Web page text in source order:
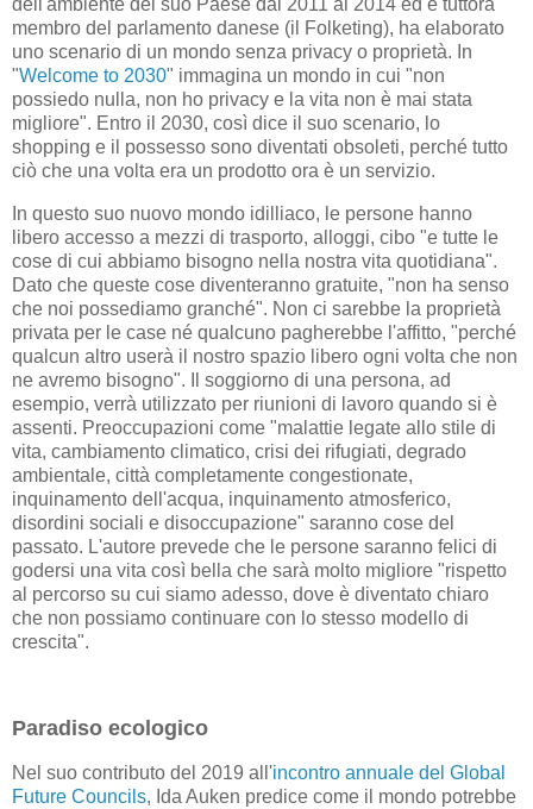
dell'ambiente del suo Paese dal 2011 al 2014 ed è tuttora
membro del parlamento danese (il Folketing), ha elaborato
uno scenario di un mondo senza privacy o proprietà. In
"Welcome to 2030" immagina un mondo in cui "non
possiedo nulla, non ho privacy e la vita non è mai stata
migliore". Entro il 2030, così dice il suo scenario, lo
shopping e il possesso sono diventati obsoleti, perché tutto
ciò che una volta era un prodotto ora è un servizio.
In questo suo nuovo mondo idilliaco, le persone hanno
libero accesso a mezzi di trasporto, alloggi, cibo "e tutte le
cose di cui abbiamo bisogno nella nostra vita quotidiana".
Dato che queste cose diventeranno gratuite, "non ha senso
che noi possediamo granché". Non ci sarebbe la proprietà
privata per le case né qualcuno pagherebbe l'affitto, "perché
qualcun altro userà il nostro spazio libero ogni volta che non
ne avremo bisogno". Il soggiorno di una persona, ad
esempio, verrà utilizzato per riunioni di lavoro quando si è
assenti. Preoccupazioni come "malattie legate allo stile di
vita, cambiamento climatico, crisi dei rifugiati, degrado
ambientale, città completamente congestionate,
inquinamento dell'acqua, inquinamento atmosferico,
disordini sociali e disoccupazione" saranno cose del
passato. L'autore prevede che le persone saranno felici di
godersi una vita così bella che sarà molto migliore "rispetto
al percorso su cui siamo adesso, dove è diventato chiaro
che non possiamo continuare con lo stesso modello di
crescita".
Paradiso ecologico
Nel suo contributo del 2019 all'incontro annuale del Global
Future Councils, Ida Auken predice come il mondo potrebbe